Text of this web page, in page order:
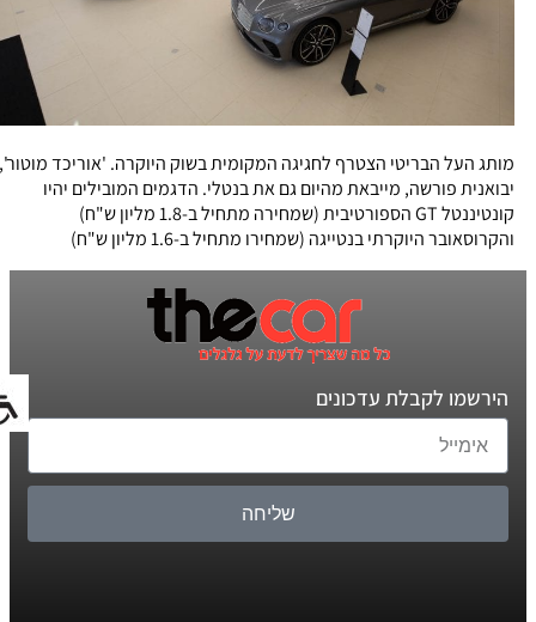
מותג העל הבריטי הצטרף לחגיגה המקומית בשוק היוקרה. 'אוריכד מוטור',
יבואנית פורשה, מייבאת מהיום גם את בנטלי. הדגמים המובילים יהיו
קונטיננטל GT הספורטיבית (שמחירה מתחיל ב-1.8 מליון ש"ח)
והקרוסאובר היוקרתי בנטייגה (שמחירו מתחיל ב-1.6 מליון ש"ח)
הירשמו לקבלת עדכונים
שליחה